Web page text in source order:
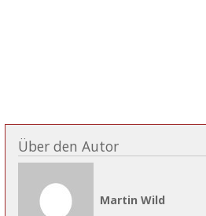
Über den Autor
Martin Wild